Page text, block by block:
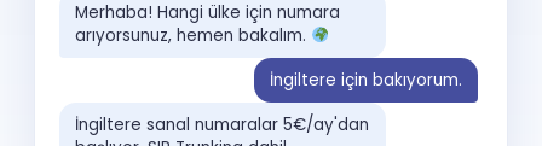
VOICE AIPerşembe 14:30 uygun, onaylıyor musunuz?
MÜŞTERİ Evet, onaylıyorum.
Randevunuz güncellendi, SMS ile onay
Merhaba! Hangi ülke için numara
arıyorsunuz, hemen bakalım.
İngiltere için bakıyorum.
İngiltere sanal numaralar 5€/ay'dan